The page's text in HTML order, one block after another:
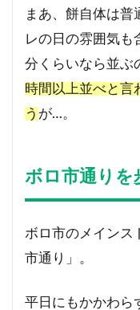
まあ、餅自体は普
レの日の雰囲気も
分くらいなら並ぶ
時間以上並べと言
う が…。
ボロ市通りを
ボロ市のメインス
市通り」。
平日にもかかわら